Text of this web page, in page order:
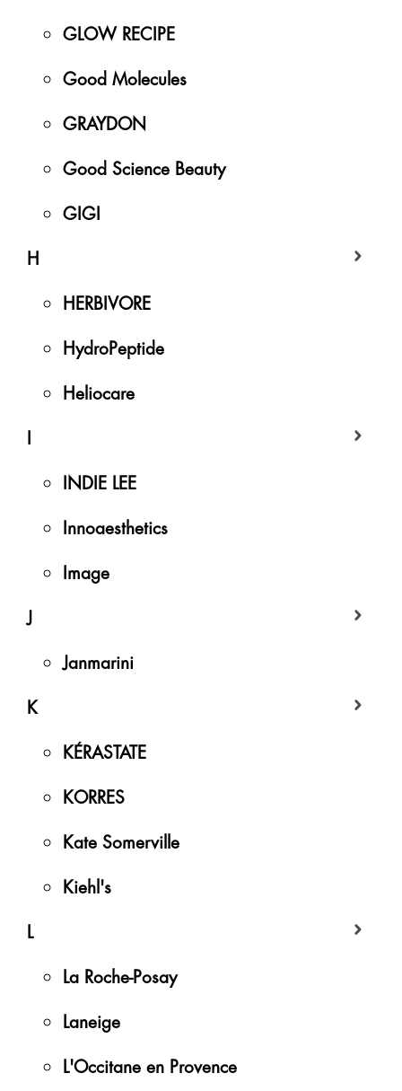
GLOW RECIPE
Good Molecules
GRAYDON
Good Science Beauty
GIGI
H
HERBIVORE
HydroPeptide
Heliocare
I
INDIE LEE
Innoaesthetics
Image
J
Janmarini
K
KÉRASTATE
KORRES
Kate Somerville
Kiehl's
L
La Roche-Posay
Laneige
L'Occitane en Provence